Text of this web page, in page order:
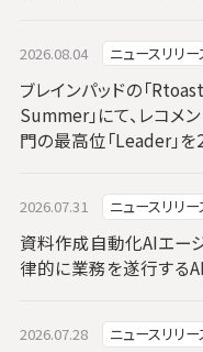
2026.08.04 ニュースリリー
ブレインパッドの「
Summer」にて、レコメ
門の最高位「Leader」
2026.07.31 ニュースリリー
資料作成自動化AIエー
律的に業務を遂行する
2026.07.28 ニュースリリー